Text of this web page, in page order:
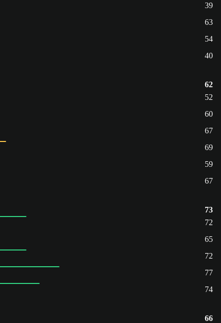
39
63
54
40
62
52
60
67
69
59
67
73
72
65
72
77
74
66